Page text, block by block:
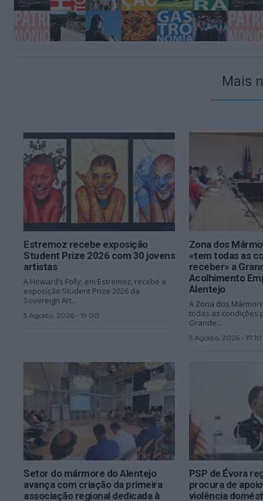
Mais
Estremoz recebe exposição
Student Prize 2026 com 30 jovens
artistas
A Howard’s Folly, em Estremoz, recebe a
exposição Student Prize 2026 da
Sovereign Art...
5 Agosto, 2026 - 19:00
Zona dos
«tem todas as
receber» a
Acolhimento
Alentejo
A Zona dos
todas as condições
Grande...
5 Agosto, 2026 - 17:10
Setor do mármore do Alentejo
avança com criação da primeira
associação regional dedicada à
PSP de Évora
procura de
violência